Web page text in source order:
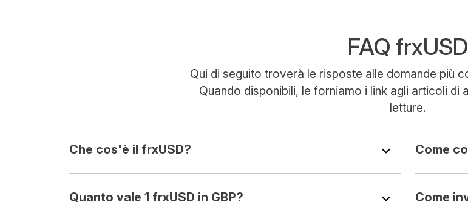
FAQ frxUSD
Qui di seguito troverà le risposte alle domande più
Quando disponibili, le forniamo i link agli articoli di
letture.
Che cos'è il frxUSD?
Quanto vale 1 frxUSD in GBP?
Come
Come